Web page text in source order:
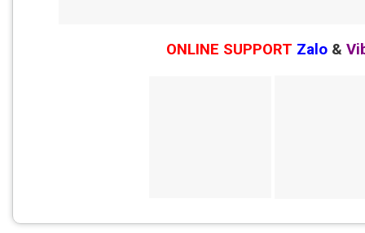
ONLINE SUPPORT Zalo &